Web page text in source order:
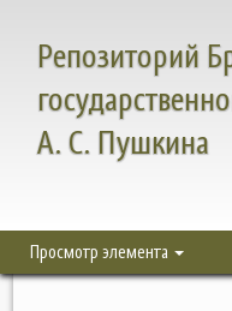
Репозиторий
А. С. Пушкина
Просмотр элемента